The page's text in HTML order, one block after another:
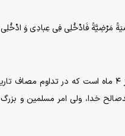
مَرْضِیَّةً فَادْخُلِی فِی عِبادِی وَ ادْخُلِی
ملت مقاوم و نستوه ایران اسلامی، بیش از ۴
خدا، ولی امر مسلمین و بزرگ